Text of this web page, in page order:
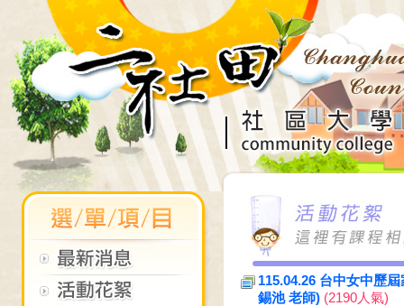
115.04.26 台中女中歷
錫池 老師) (2190人氣)